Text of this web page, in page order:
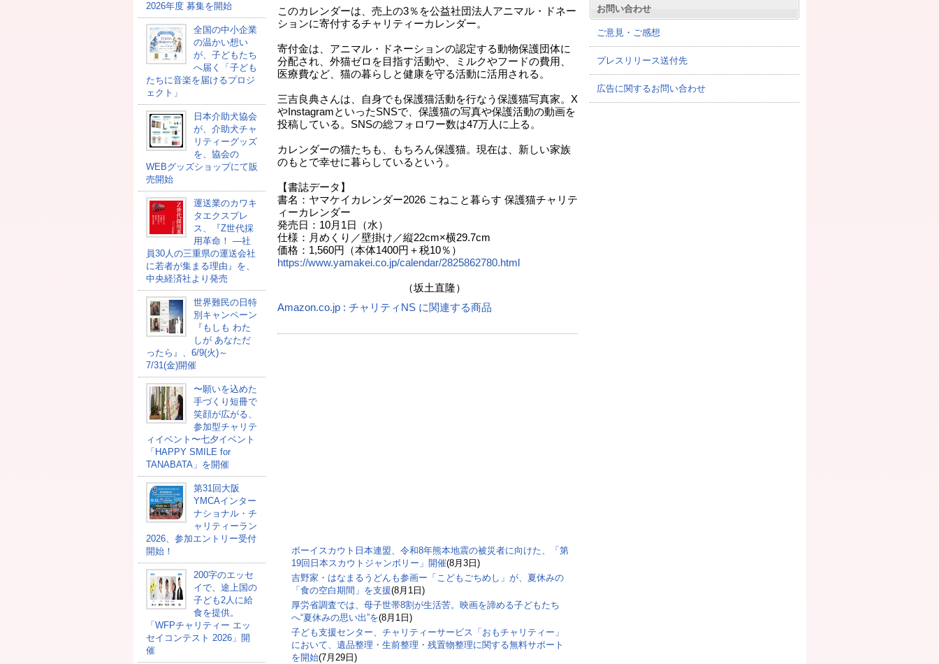
2026年度 募集を開始
全国の中小企業
の温かい想い
が、子どもたち
へ届く「子ども
たちに音楽を届けるプロジ
ェクト」
日本介助犬協会
が、介助犬チャ
リティーグッズ
を、協会の
WEBグッズショップにて販
売開始
運送業のカワキ
タエクスプレ
ス、『Z世代採
用革命！ ―社
員30人の三重県の運送会社
に若者が集まる理由』を、
中央経済社より発売
世界難民の日特
別キャンペーン
『もしも わた
しが あなただ
ったら』、6/9(火)～
7/31(金)開催
〜願いを込めた
手づくり短冊で
笑顔が広がる、
参加型チャリテ
ィイベント〜七夕イベント
「HAPPY SMILE for
TANABATA」を開催
第31回大阪
YMCAインター
ナショナル・チ
ャリティーラン
2026、参加エントリー受付
開始！
200字のエッセ
イで、途上国の
子ども2人に給
食を提供。
「WFPチャリティー エッ
セイコンテスト 2026」開
催
このカレンダーは、売上の3％を公益社団法人アニマル・ドネー
ションに寄付するチャリティーカレンダー。
寄付金は、アニマル・ドネーションの認定する動物保護団体に
分配され、外猫ゼロを目指す活動や、ミルクやフードの費用、
医療費など、猫の暮らしと健康を守る活動に活用される。
三吉良典さんは、自身でも保護猫活動を行なう保護猫写真家。X
やInstagramといったSNSで、保護猫の写真や保護活動の動画を
投稿している。SNSの総フォロワー数は47万人に上る。
カレンダーの猫たちも、もちろん保護猫。現在は、新しい家族
のもとで幸せに暮らしているという。
【書誌データ】
書名：ヤマケイカレンダー2026 こねこと暮らす 保護猫チャリテ
ィーカレンダー
発売日：10月1日（水）
仕様：月めくり／壁掛け／縦22cm×横29.7cm
価格：1,560円（本体1400円＋税10％）
https://www.yamakei.co.jp/calendar/2825862780.html
（坂土直隆）
Amazon.co.jp : チャリティNS に関連する商品
ボーイスカウト日本連盟、令和8年熊本地震の被災者に向けた、「第
19回日本スカウトジャンボリー」開催(8月3日)
吉野家・はなまるうどんも参画ー「こどもごちめし」が、夏休みの
「食の空白期間」を支援(8月1日)
厚労省調査では、母子世帯8割が生活苦。映画を諦める子どもたち
へ“夏休みの思い出”を(8月1日)
子ども支援センター、チャリティーサービス「おもチャリティー」
において、遺品整理・生前整理・残置物整理に関する無料サポート
を開始(7月29日)
お問い合わせ
ご意見・ご感想
プレスリリース送付先
広告に関するお問い合わせ